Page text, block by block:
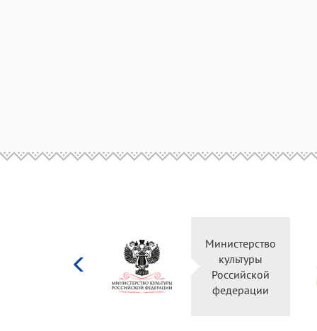
Министерство
культуры
Российской
федерации